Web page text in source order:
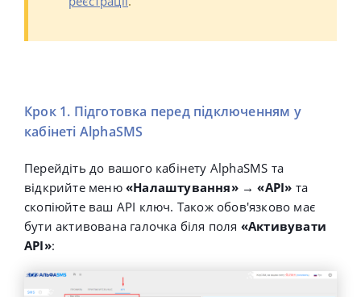
Крок 1. Підготовка перед підключенням у
кабінеті AlphaSMS
Перейдіть до вашого кабінету AlphaSMS та
відкрийте меню «Налаштування» → «API» та
скопіюйте ваш API ключ. Також обов'язково має
бути активована галочка біля поля «Активувати
API»: